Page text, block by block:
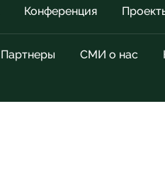
Конференция
Партнеры СМИ о нас